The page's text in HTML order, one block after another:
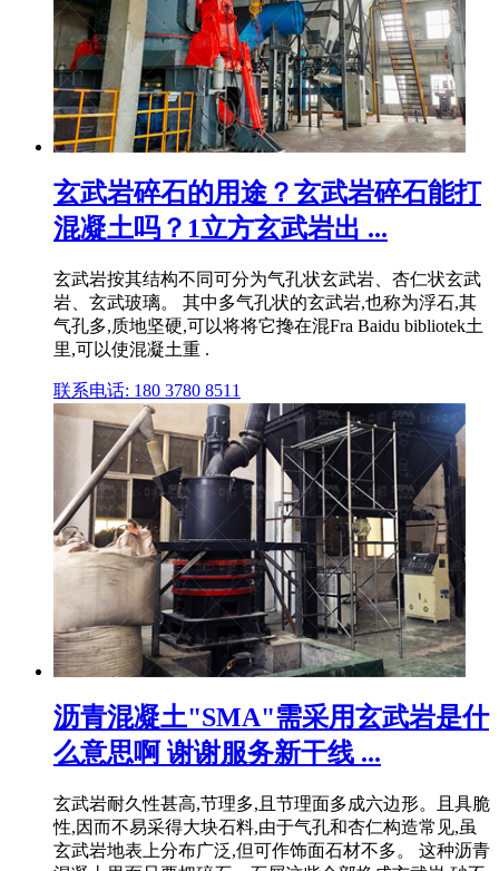
玄武岩碎石的用途？玄武岩碎石能打
混凝土吗？1立方玄武岩出 ...
玄武岩按其结构不同可分为气孔状玄武岩、杏仁状玄武
岩、玄武玻璃。 其中多气孔状的玄武岩,也称为浮石,其
气孔多,质地坚硬,可以将将它搀在混Fra Baidu bibliotek土
里,可以使混凝土重 .
联系电话: 180 3780 8511
沥青混凝土"SMA"需采用玄武岩是什
么意思啊 谢谢服务新干线 ...
玄武岩耐久性甚高,节理多,且节理面多成六边形。且具脆
性,因而不易采得大块石料,由于气孔和杏仁构造常见,虽
玄武岩地表上分布广泛,但可作饰面石材不多。 这种沥青